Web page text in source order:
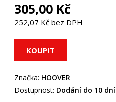
305,00 Kč
252,07 Kč bez DPH
Značka: HOOVER
Dostupnost: Dodání do 10 dní